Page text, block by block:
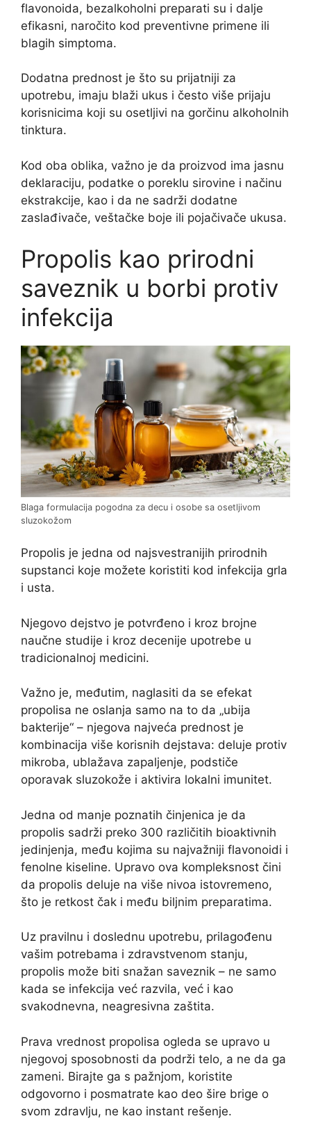
flavonoida, bezalkoholni preparati su i dalje
efikasni, naročito kod preventivne primene ili
blagih simptoma.
Dodatna prednost je što su prijatniji za
upotrebu, imaju blaži ukus i često više prijaju
korisnicima koji su osetljivi na gorčinu alkoholnih
tinktura.
Kod oba oblika, važno je da proizvod ima jasnu
deklaraciju, podatke o poreklu sirovine i načinu
ekstrakcije, kao i da ne sadrži dodatne
zaslađivače, veštačke boje ili pojačivače ukusa.
Propolis kao prirodni
saveznik u borbi protiv
infekcija
Blaga formulacija pogodna za decu i osobe sa osetljivom
sluzokožom
Propolis je jedna od najsvestranijih prirodnih
supstanci koje možete koristiti kod infekcija grla
i usta.
Njegovo dejstvo je potvrđeno i kroz brojne
naučne studije i kroz decenije upotrebe u
tradicionalnoj medicini.
Važno je, međutim, naglasiti da se efekat
propolisa ne oslanja samo na to da „ubija
bakterije“ – njegova najveća prednost je
kombinacija više korisnih dejstava: deluje protiv
mikroba, ublažava zapaljenje, podstiče
oporavak sluzokože i aktivira lokalni imunitet.
Jedna od manje poznatih činjenica je da
propolis sadrži preko 300 različitih bioaktivnih
jedinjenja, među kojima su najvažniji flavonoidi i
fenolne kiseline. Upravo ova kompleksnost čini
da propolis deluje na više nivoa istovremeno,
što je retkost čak i među biljnim preparatima.
Uz pravilnu i doslednu upotrebu, prilagođenu
vašim potrebama i zdravstvenom stanju,
propolis može biti snažan saveznik – ne samo
kada se infekcija već razvila, već i kao
svakodnevna, neagresivna zaštita.
Prava vrednost propolisa ogleda se upravo u
njegovoj sposobnosti da podrži telo, a ne da ga
zameni. Birajte ga s pažnjom, koristite
odgovorno i posmatrate kao deo šire brige o
svom zdravlju, ne kao instant rešenje.